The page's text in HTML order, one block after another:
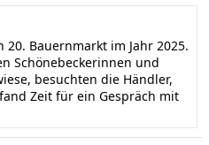
Bauernmarkt im Jahr 2025.
Schönebeckerinnen und
besuchten die Händler,
Zeit für ein Gespräch mit